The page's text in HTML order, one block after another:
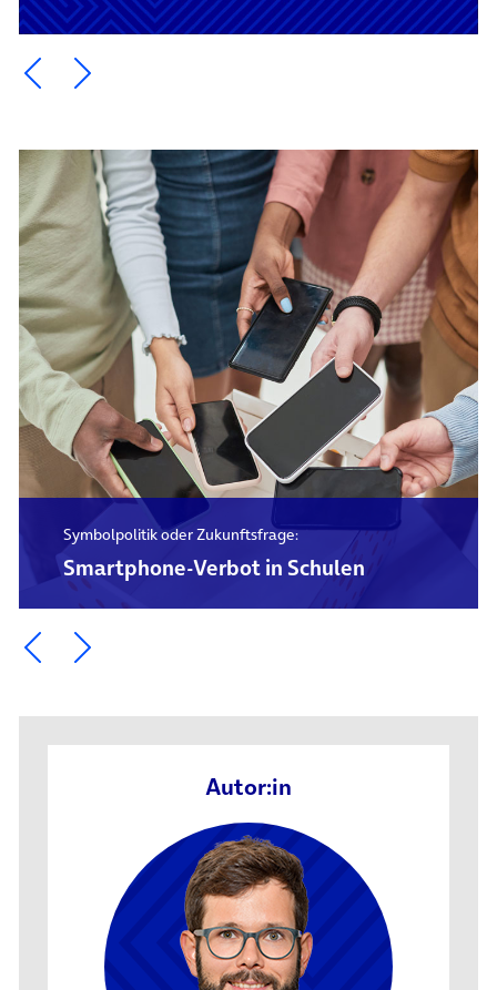
Ein Element zurück blättern
Ein Element weiter blättern
Symbolpolitik oder Zukunftsfrage:
Smartphone-Verbot in Schulen
Ein Element zurück blättern
Ein Element weiter blättern
Autor:in